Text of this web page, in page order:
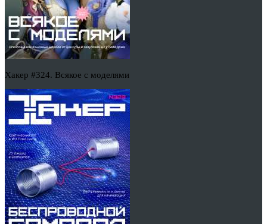
Хакер #324. Всякое с моделями